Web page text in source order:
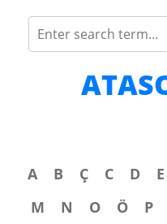
A B Ç C D E
M
N O Ö P